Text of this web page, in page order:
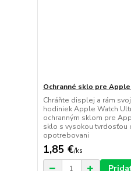
Ochranné sklo pre
Chráňte displej a rám
hodiniek Apple Watch
ochranným sklom pre
sklo s vysokou tvrdosťou
opotrebovani
1,85 €/ks